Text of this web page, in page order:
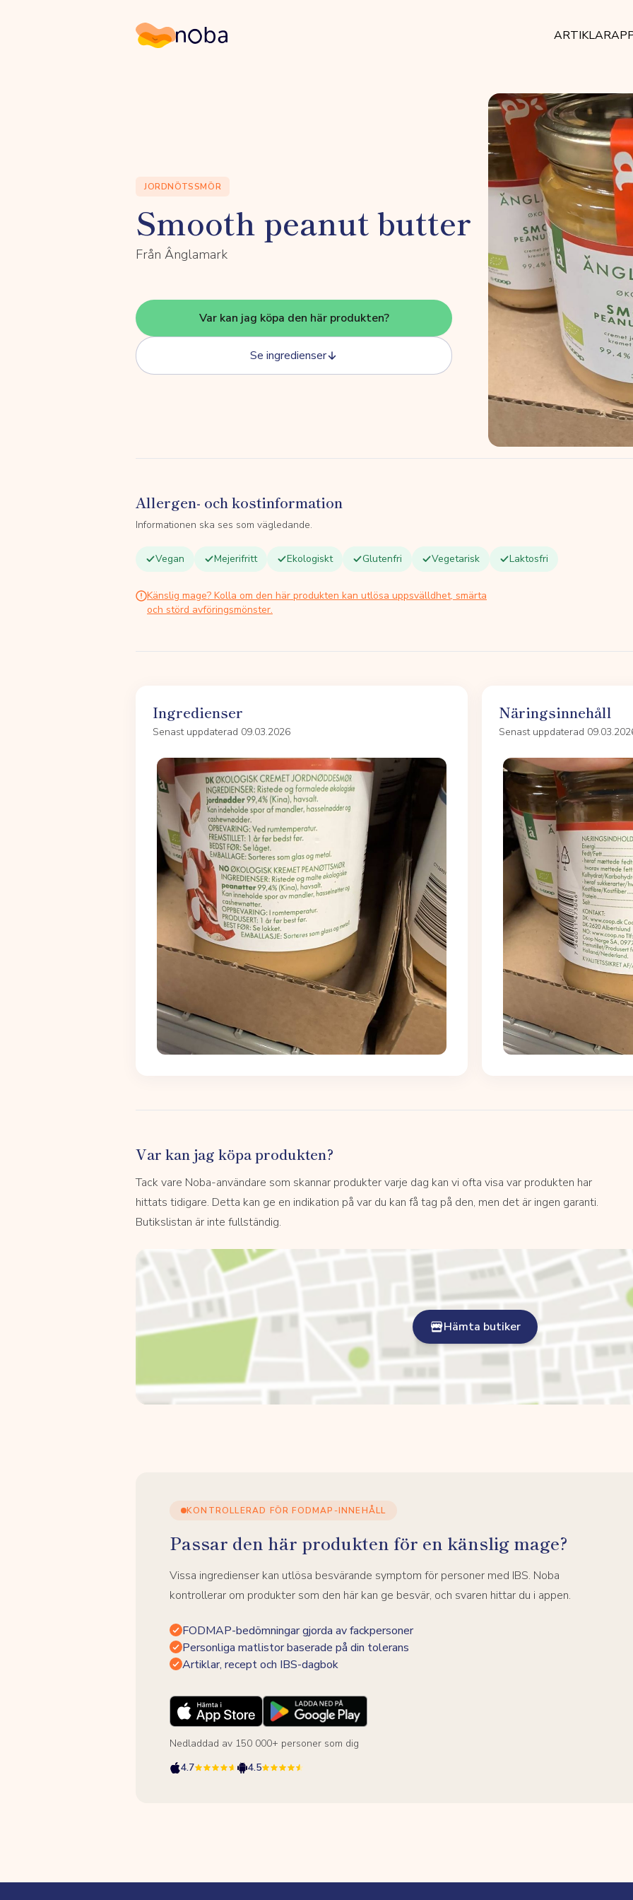
Noba ARTIKLAR
JORDNÖTSSMÖR
Smooth peanut butter
Från Ânglamark
Var kan jag köpa den här produkten?
Se ingredienser
Allergen- och kostinformation
Informationen ska ses som vägledande.
Vegan Mejerifritt Ekologiskt Glutenfri Vegetarisk Laktosfri
Känslig mage? Kolla om den här produkten kan utlösa uppsvälldhet, smärta
och störd avföringsmönster.
Ingredienser
Senast uppdaterad 09.03.2026
Näringsinnehåll
Senast uppdaterad
Var kan jag köpa produkten?
Tack vare Noba-användare som skannar produkter varje dag kan vi ofta visa var produkten har
hittats tidigare. Detta kan ge en indikation på var du kan få tag på den, men det är ingen garanti.
Butikslistan är inte fullständig.
Hämta butiker
KONTROLLERAD FÖR FODMAP-INNEHÅLL
Passar den här produkten för en känslig mage?
Vissa ingredienser kan utlösa besvärande symptom för personer med IBS. Noba
kontrollerar om produkter som den här kan ge besvär, och svaren hittar du i appen.
FODMAP-bedömningar gjorda av fackpersoner
Personliga matlistor baserade på din tolerans
Artiklar, recept och IBS-dagbok
Nedladdad av 150 000+ personer som dig
4.7
4.5